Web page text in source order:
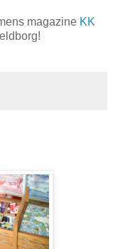
magazine KK